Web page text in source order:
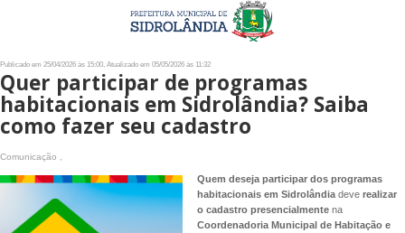
Publicado em 25/04/2026 às 15:00, Atualizado em 05/05/2026 às 11:32
Quer participar de programas
habitacionais em Sidrolândia? Saiba
como fazer seu cadastro
Comunicação ,
Quem deseja participar dos programas
habitacionais em Sidrolândiadeverealizar
o cadastro presencialmente na
Coordenadoria Municipal de Habitação e